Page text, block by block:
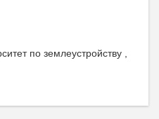
по землеустройству ,